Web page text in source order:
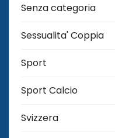
Senza categoria
Sessualita' Coppia
Sport
Sport Calcio
Svizzera